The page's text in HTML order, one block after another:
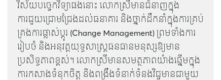
វិស័យបច្ចេកវិទ្យាផងនោះ លោកស្រីមានជំនាញក្នុង
ការជួយជ្រោមជ្រែងដល់ធនាគារ និងថ្នាក់ដឹកនាំក្នុងការគ្រប់
គ្រងការផ្លាស់ប្តូរ (Change Management) ព្រមទាំងការ
រៀបចំ និងអនុវត្តយុទ្ធសាស្ត្រធនធានមនុស្សឱ្យមាន
ប្រសិទ្ធភាពខ្ពស់។ លោកស្រីមានសមត្ថភាពយ៉ាងឆ្នើមក្នុង
ការកសាងទំនុកចិត្ត និងពង្រឹងទំនាក់ទំនងវិជ្ជមានជាមួយ